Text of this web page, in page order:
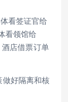
看签证官给
看领馆给
店借票订单
好隔离和核